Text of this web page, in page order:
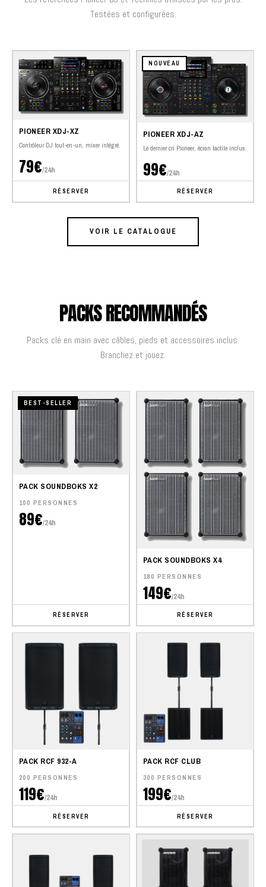
Testées et configurées.
PIONEER XDJ-XZ
Contrôleur DJ tout-en-un, mixer intégré.
79€/24h
RÉSERVER
NOUVEAU
PIONEER XDJ-AZ
Le dernier cri Pioneer, écran tactile inclus.
99€/24h
RÉSERVER
VOIR LE CATALOGUE
PACKS RECOMMANDÉS
Packs clé en main avec câbles, pieds et accessoires inclus.
Branchez et jouez.
BEST-SELLER
PACK SOUNDBOKS X2
100 PERSONNES
89€/24h
RÉSERVER
PACK SOUNDBOKS X4
180 PERSONNES
149€/24h
RÉSERVER
PACK RCF 932-A
200 PERSONNES
119€/24h
RÉSERVER
PACK RCF CLUB
300 PERSONNES
199€/24h
RÉSERVER